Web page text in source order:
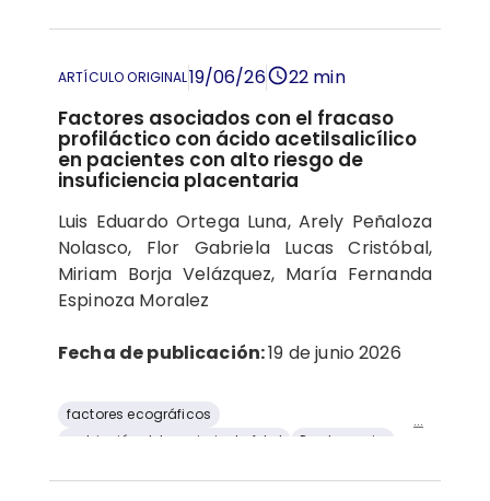
ARTÍCULO ORIGINAL19/06/26 22 min
Factores asociados con el fracaso
profiláctico con ácido acetilsalicílico
en pacientes con alto riesgo de
insuficiencia placentaria
Luis Eduardo Ortega Luna, Arely Peñaloza
Nolasco, Flor Gabriela Lucas Cristóbal,
Miriam Borja Velázquez, María Fernanda
Espinoza Moralez
Fecha de publicación:19 de junio 2026
factores ecográficos
restricción del crecimiento fetal
Preclampsia
...